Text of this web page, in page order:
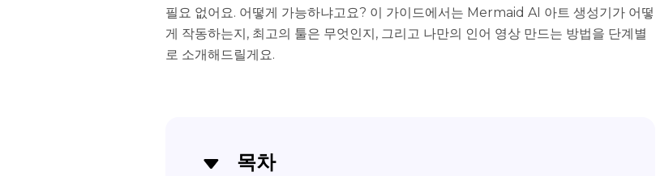
필요 없어요. 어떻게 가능하냐고요? 이 가이드에서는 Mermaid AI 아트 생성기가 어떻
게 작동하는지, 최고의 툴은 무엇인지, 그리고 나만의 인어 영상 만드는 방법을 단계별
로 소개해드릴게요.
목차